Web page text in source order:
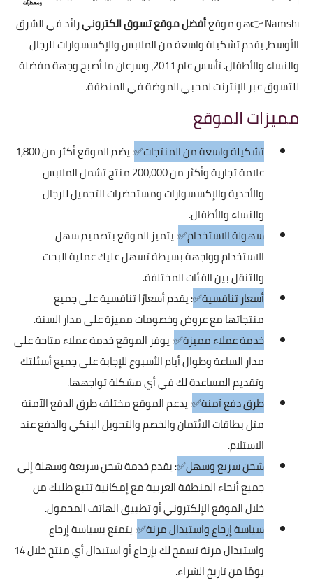
Namshi👉هو موقعأفضل موقع تسوق الكترونيرائد في الشرق
الأوسط، يقدم تشكيلة واسعة من الملابس والإكسسوارات للرجال
والنساء والأطفال. تأسس عام 2011، وسرعان ما أصبح وجهة مفضلة
للتسوق عبر الإنترنت لمحبي الموضة في المنطقة.
مميزات الموقع
تشكيلة واسعة من المنتجات✅
: يضم الموقع أكثر من 1,800
علامة تجارية وأكثر من 200,000 منتج تشمل الملابس
والأحذية والإكسسوارات ومستحضرات التجميل للرجال
والنساء والأطفال.
سهولة الاستخدام✅: يتميز الموقع بتصميم سهل
الاستخدام وواجهة بسيطة تسهل عليك عملية البحث
والتنقل بين الفئات المختلفة.
أسعار تنافسية✅: يقدم أسعارًا تنافسية على جميع
منتجاتها مع عروض وخصومات مميزة على مدار السنة.
خدمة عملاء مميزة✅: يوفر الموقع خدمة عملاء متاحة على
مدار الساعة وطوال أيام الأسبوع للإجابة على جميع أسئلتك
وتقديم المساعدة لك في أي مشكلة تواجهها.
طرق دفع آمنة✅: يدعم الموقع مختلف طرق الدفع الآمنة
مثل بطاقات الائتمان والخصم والتحويل البنكي والدفع عند
الاستلام.
شحن سريع وسهل✅: يقدم خدمة شحن سريعة وسهلة إلى
جميع أنحاء المنطقة العربية مع إمكانية تتبع طلبك من
خلال الموقع الإلكتروني أو تطبيق الهاتف المحمول.
سياسة إرجاع واستبدال مرنة✅: يتمتع بسياسة إرجاع
واستبدال مرنة تسمح لك بإرجاع أو استبدال أي منتج خلال 14
يومًا من تاريخ الشراء.